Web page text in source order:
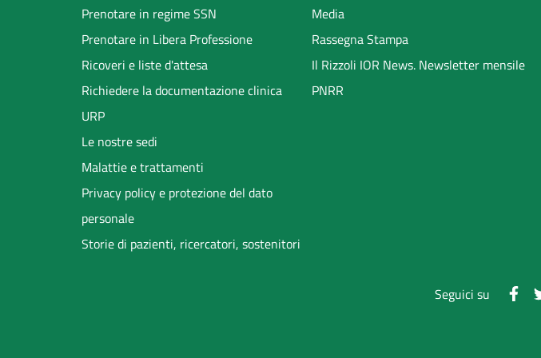
Prenotare in regime SSN
Prenotare in Libera Professione
Ricoveri e liste d'attesa
Richiedere la documentazione clinica
URP
Le nostre sedi
Malattie e trattamenti
Privacy policy e protezione del dato
personale
Storie di pazienti, ricercatori, sostenitori
Media
Rassegna Stampa
Il Rizzoli IOR News. Newsletter mensile
PNRR
Seguici su